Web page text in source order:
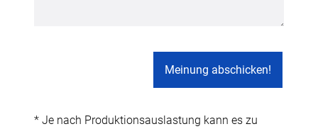
* Je nach Produktionsauslastung kann es zu